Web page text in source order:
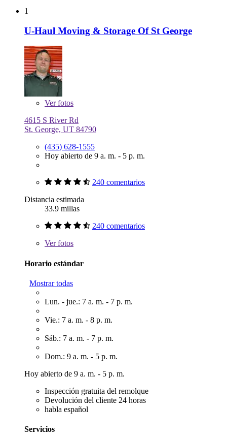
1
U-Haul Moving & Storage Of St George
Verfotos
4615 S River Rd
St. George, UT 84790
(435) 628-1555
Hoy abierto de 9 a. m. - 5 p. m.
240 comentarios
Distancia estimada
33.9 millas
240 comentarios
Verfotos
Horario estándar
Mostrar todas
Lun. - jue.: 7 a. m. - 7 p. m.
Vie.: 7 a. m. - 8 p. m.
Sáb.: 7 a. m. - 7 p. m.
Dom.: 9 a. m. - 5 p. m.
Hoy abierto de 9 a. m. - 5 p. m.
Inspección gratuita del remolque
Devolución del cliente 24 horas
habla español
Servicios